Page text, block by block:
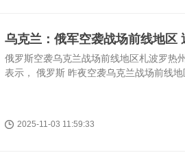
乌克兰：俄军空袭战场前线地区
俄罗斯空袭乌克兰战场前线地区札波罗热
表示， 俄罗斯 昨夜空袭乌克兰战场前线地
2025-11-03 11:59:33